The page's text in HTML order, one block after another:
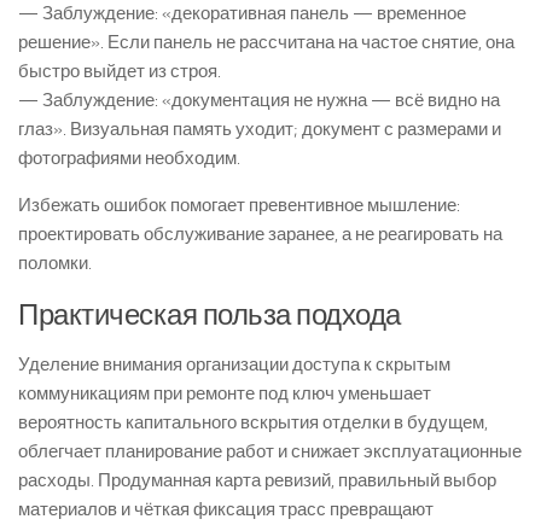
— Заблуждение: «декоративная панель — временное
решение». Если панель не рассчитана на частое снятие, она
быстро выйдет из строя.
— Заблуждение: «документация не нужна — всё видно на
глаз». Визуальная память уходит; документ с размерами и
фотографиями необходим.
Избежать ошибок помогает превентивное мышление:
проектировать обслуживание заранее, а не реагировать на
поломки.
Практическая польза подхода
Уделение внимания организации доступа к скрытым
коммуникациям при ремонте под ключ уменьшает
вероятность капитального вскрытия отделки в будущем,
облегчает планирование работ и снижает эксплуатационные
расходы. Продуманная карта ревизий, правильный выбор
материалов и чёткая фиксация трасс превращают